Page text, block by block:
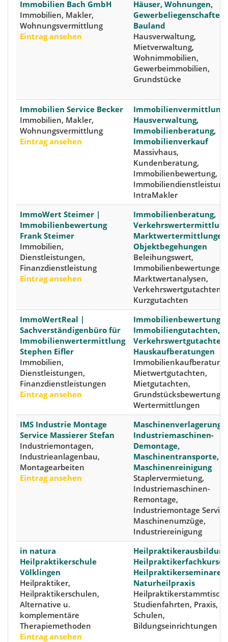
Immobilien Bach GmbH
Immobilien, Makler,
Wohnungsvermittlung
Eintrag ansehen
Häuser, Wohnungen,
Gewerbeliegenschaften,
Bauland
Hausverwaltung,
Mietverwaltung,
Wohnimmobilien,
Gewerbeimmobilien,
Grundstücke
Immobilien Service Becker
Immobilien, Makler,
Wohnungsvermittlung
Eintrag ansehen
Immobilienvermittlung,
Hausverwaltung,
Immobilienberatung,
Immobilienverkauf
Massivhaus,
Kundenberatung,
Immobilienbewertung,
IntraMakler
ImmoWert Steimer |
Immobilienbewertung
Frank Steimer
Immobilien,
Dienstleistungen,
Finanzdienstleistung
Eintrag ansehen
Immobilienberatung,
Objektbegehungen
Beleihungswert,
Immobilienbewertungen,
Marktwertanalysen,
Verkehrswertgutachten,
Kurzgutachten
ImmoWertReal |
Sachverständigenbüro für
Immobilienwertermittlung
Stephen Eifler
Immobilien,
Dienstleistungen,
Finanzdienstleistungen
Eintrag ansehen
Immobiliengutachten,
Verkehrswertgutachten,
Hauskaufberatungen
Mietwertgutachten,
Mietgutachten,
Wertermittlungen
IMS Industrie Montage
Service Massierer Stefan
Industriemontagen,
Industrieanlagenbau,
Montagearbeiten
Eintrag ansehen
Maschinenverlagerung,
Industriemaschinen-
Demontage,
Maschinentransporte,
Maschinenreinigung
Staplervermietung,
Industriemaschinen-
Remontage,
Industriemontage
Maschinenumzüge,
Industriereinigung
in natura
Heilpraktikerschule
Völklingen
Heilpraktiker,
Heilpraktikerschulen,
Alternative u.
komplementäre
Therapiemethoden
Eintrag ansehen
Heilpraktikerfachkurse,
Heilpraktikerseminare,
Naturheilpraxis
Heilpraktikerstammtisch,
Studienfahrten, Praxis,
Schulen,
Bildungseinrichtungen